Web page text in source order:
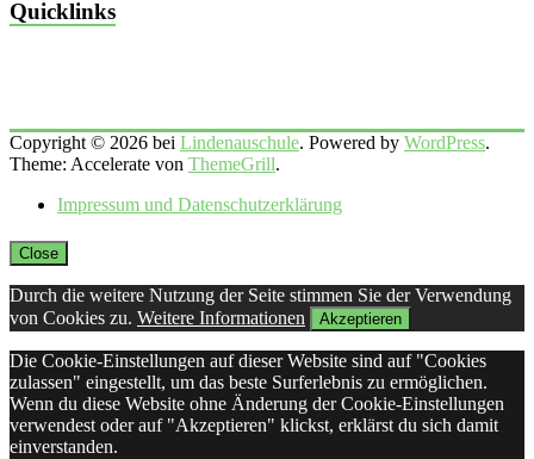
Quicklinks
Copyright © 2026 bei Lindenauschule. Powered by WordPress.
Theme: Accelerate von ThemeGrill.
Impressum und Datenschutzerklärung
Close
Durch die weitere Nutzung der Seite stimmen Sie der Verwendung
von Cookies zu. Weitere Informationen Akzeptieren
Die Cookie-Einstellungen auf dieser Website sind auf "Cookies
zulassen" eingestellt, um das beste Surferlebnis zu ermöglichen.
Wenn du diese Website ohne Änderung der Cookie-Einstellungen
verwendest oder auf "Akzeptieren" klickst, erklärst du sich damit
einverstanden.